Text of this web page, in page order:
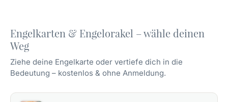
Engelkarten & Engelorakel – wähle deinen
Weg
Ziehe deine Engelkarte oder vertiefe dich in die
Bedeutung – kostenlos & ohne Anmeldung.